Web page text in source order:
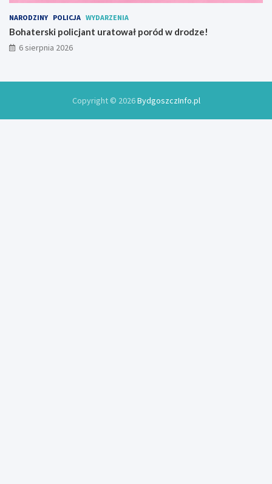
NARODZINY POLICJA WYDARZENIA
Bohaterski policjant uratował poród w drodze!
6 sierpnia 2026
Copyright © 2026BydgoszczInfo.pl